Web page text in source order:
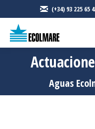
(+34) 93 225 65
Aguas